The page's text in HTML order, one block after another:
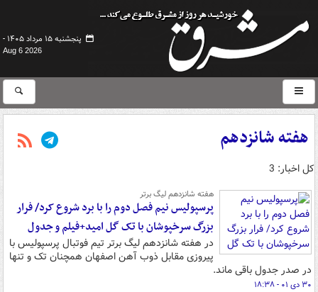
پنجشنبه ۱۵ مرداد ۱۴۰۵ -
Aug 6 2026
هفته شانزدهم
کل اخبار: 3
هفته شانزدهم لیگ برتر
پرسپولیس نیم فصل دوم را با برد شروع کرد/ فرار
بزرگ سرخپوشان با تک گل امید+فیلم و جدول
در هفته شانزدهم لیگ برتر تیم فوتبال پرسپولیس با
پیروزی مقابل ذوب آهن اصفهان همچنان تک و تنها
در صدر جدول باقی ماند.
۳۰ دی ۰۱ - ۱۸:۳۸